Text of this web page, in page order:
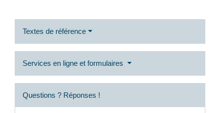
Textes de référence
Services en ligne et formulaires
Questions ? Réponses !